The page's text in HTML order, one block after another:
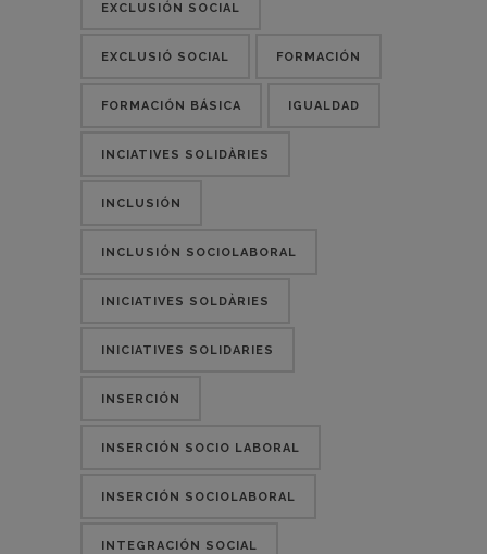
EXCLUSIÓN SOCIAL
EXCLUSIÓ SOCIAL FORMACIÓN
FORMACIÓN BÁSICA IGUALDAD
INCIATIVES SOLIDÀRIES
INCLUSIÓN
INCLUSIÓN SOCIOLABORAL
INICIATIVES SOLDÀRIES
INICIATIVES SOLIDARIES
INSERCIÓN
INSERCIÓN SOCIO LABORAL
INSERCIÓN SOCIOLABORAL
INTEGRACIÓN SOCIAL